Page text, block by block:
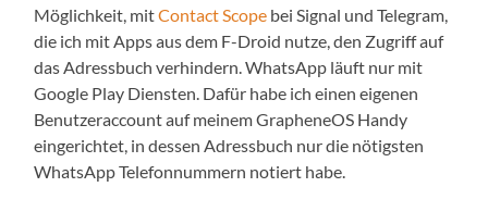
Möglichkeit, mitContact Scope bei Signal und Telegram,
die ich mit Apps aus dem F-Droid nutze, den Zugriff auf
das Adressbuch verhindern. WhatsApp läuft nur mit
Google Play Diensten. Dafür habe ich einen eigenen
Benutzeraccount auf meinem GrapheneOS Handy
eingerichtet, in dessen Adressbuch nur die nötigsten
WhatsApp Telefonnummern notiert habe.